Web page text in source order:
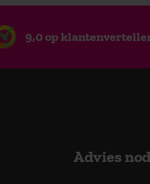
9,0 op
Advies